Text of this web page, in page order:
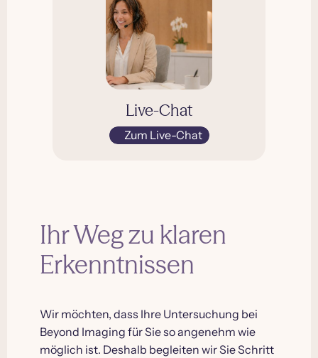
Live-Chat
Zum Live-Chat
Ihr Weg zu klaren
Erkenntnissen
Wir möchten, dass Ihre Untersuchung bei
Beyond Imaging für Sie so angenehm wie
möglich ist. Deshalb begleiten wir Sie Schritt